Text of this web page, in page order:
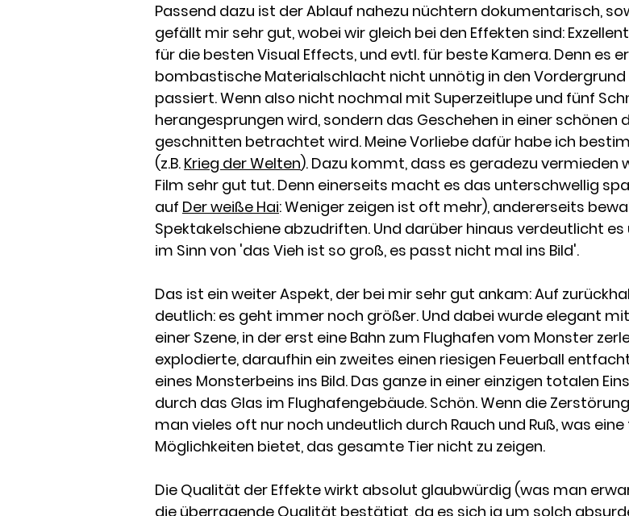
Passend dazu ist der Ablauf nahezu nüchtern dokumentarisch,
gefällt mir sehr gut, wobei wir gleich bei den Effekten sind:
für die besten Visual Effects, und evtl. für beste Kamera. Denn es
bombastische Materialschlacht nicht unnötig in den
passiert. Wenn also nicht nochmal mit Superzeitlupe und fünf
herangesprungen wird, sondern das Geschehen in einer
geschnitten betrachtet wird. Meine Vorliebe dafür habe ich
(z.B. Krieg der Welten). Dazu kommt, dass es geradezu vermieden
Film sehr gut tut. Denn einerseits macht es das unterschwellig
auf Der weiße Hai: Weniger zeigen ist oft mehr), andererseits
Spektakelschiene abzudriften. Und darüber hinaus verdeutlicht
im Sinn von 'das Vieh ist so groß, es passt nicht mal ins Bild'.
Das ist ein weiter Aspekt, der bei mir sehr gut ankam: Auf
deutlich: es geht immer noch größer. Und dabei wurde elegant
einer Szene, in der erst eine Bahn zum Flughafen vom Monster
explodierte, daraufhin ein zweites einen riesigen Feuerball
eines Monsterbeins ins Bild. Das ganze in einer einzigen totalen
durch das Glas im Flughafengebäude. Schön. Wenn die
man vieles oft nur noch undeutlich durch Rauch und Ruß, was
Möglichkeiten bietet, das gesamte Tier nicht zu zeigen.
Die Qualität der Effekte wirkt absolut glaubwürdig (was man
die überragende Qualität bestätigt, da es sich ja um solch